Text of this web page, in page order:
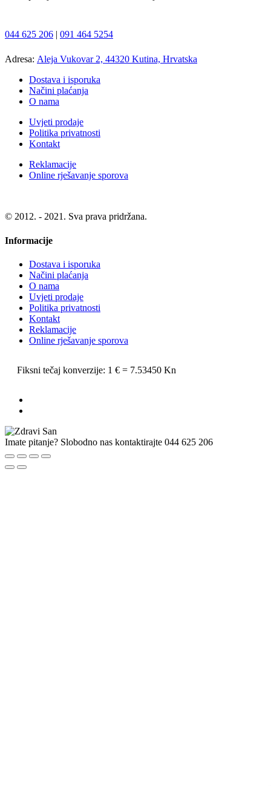
044 625 206 | 091 464 5254
Adresa: Aleja Vukovar 2, 44320 Kutina, Hrvatska
Dostava i isporuka
Načini plaćanja
O nama
Uvjeti prodaje
Politika privatnosti
Kontakt
Reklamacije
Online rješavanje sporova
© 2012. - 2021. Sva prava pridržana.
Informacije
Dostava i isporuka
Načini plaćanja
O nama
Uvjeti prodaje
Politika privatnosti
Kontakt
Reklamacije
Online rješavanje sporova
Fiksni tečaj konverzije: 1 € = 7.53450 Kn
Imate pitanje? Slobodno nas kontaktirajte 044 625 206